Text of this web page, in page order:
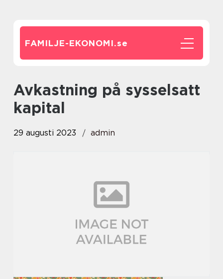
FAMILJE-EKONOMI.se
avkastning på sysselsatt
kapital
29 augusti 2023 admin